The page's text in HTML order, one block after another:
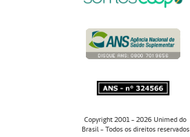
Copyright 2001 - 2026 Unimed do
Brasil - Todos os direitos reservados